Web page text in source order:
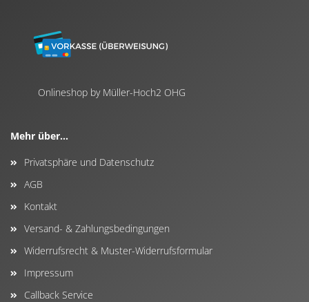
Onlineshop by Müller-Hoch2 OHG
Mehr über...
Privatsphäre und Datenschutz
AGB
Kontakt
Versand- & Zahlungsbedingungen
Widerrufsrecht & Muster-Widerrufsformular
Impressum
Callback Service